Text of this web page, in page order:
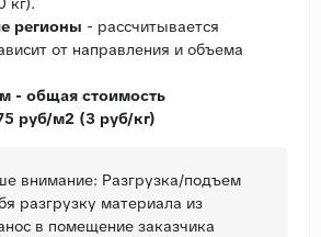
регионы - рассчитывается
от направления и объема
- общая стоимость
руб/м2 (3 руб/кг)
внимание: Разгрузка/подъем
разгрузку материала из
в помещение заказчика